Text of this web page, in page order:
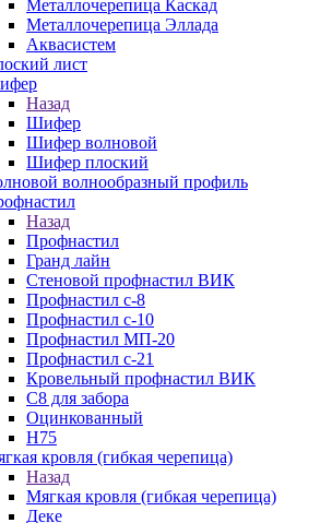
Металлочерепица Каскад
Металлочерепица Эллада
Аквасистем
лист
Назад
Шифер
Шифер волновой
Шифер плоский
волнообразный профиль
Назад
Профнастил
Гранд лайн
Стеновой профнастил ВИК
Профнастил с-8
Профнастил с-10
Профнастил МП-20
Профнастил с-21
Кровельный профнастил ВИК
С8 для забора
Оцинкованный
Н75
кровля (гибкая черепица)
Назад
Мягкая кровля (гибкая черепица)
Деке